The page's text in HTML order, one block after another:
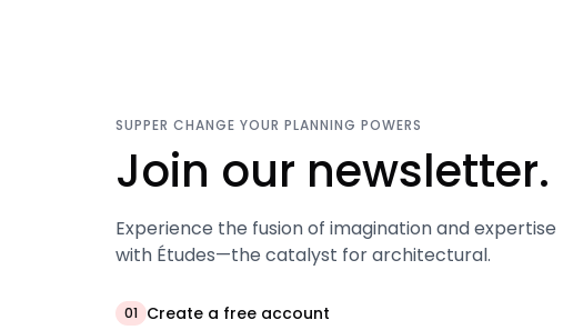
SUPPER CHANGE YOUR PLANNING POWERS
Join our newsletter.
Experience the fusion of imagination and expertise
with Études—the catalyst for architectural.
01 Create a free account